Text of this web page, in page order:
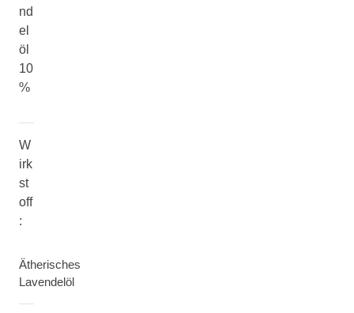
nd
el
öl
10
%
W
irk
st
off
:
Ätherisches
Lavendelöl